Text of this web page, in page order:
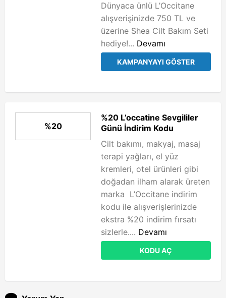
Dünyaca ünlü L’Occitane
alışverişinizde 750 TL ve
üzerine Shea Cilt Bakım Seti
hediye!... Devamı
KAMPANYAYI GÖSTER
%20
%20 L’occatine Sevgililer
Günü İndirim Kodu
Cilt bakımı, makyaj, masaj
terapi yağları, el yüz
kremleri, otel ürünleri gibi
doğadan ilham alarak üreten
marka L’Occitane indirim
kodu ile alışverişlerinizde
ekstra %20 indirim fırsatı
sizlerle.... Devamı
KODU AÇ